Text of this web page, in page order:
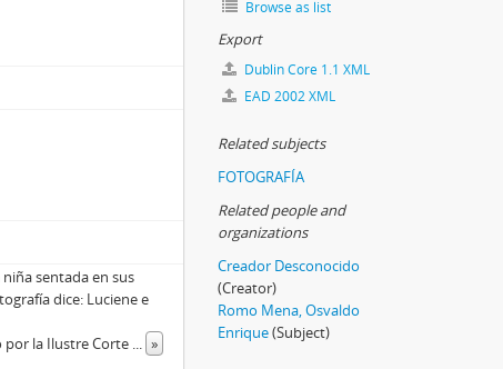
sentada en sus
dice: Luciene e
por la Ilustre Corte ... »
Browse as list
Export
Dublin Core 1.1 XML
EAD 2002 XML
Related subjects
FOTOGRAFÍA
Related people and
organizations
Creador Desconocido
(Creator)
Romo Mena, Osvaldo
Enrique(Subject)